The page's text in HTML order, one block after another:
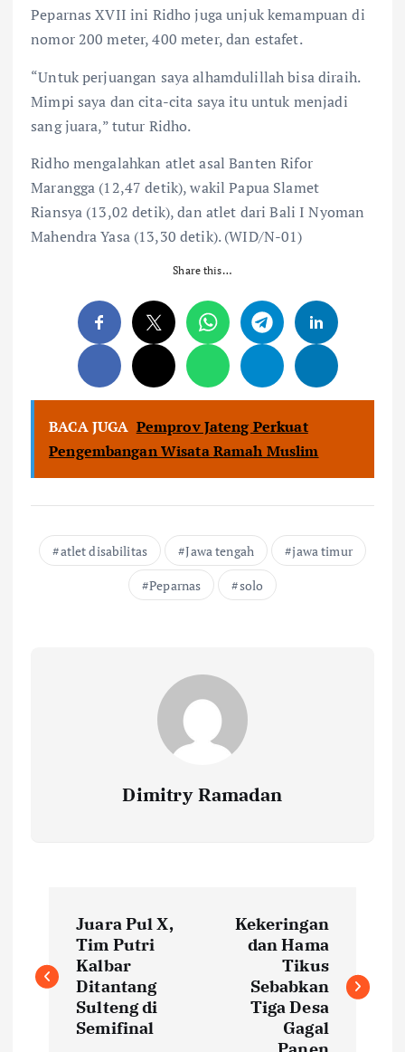
Peparnas XVII ini Ridho juga unjuk kemampuan di
nomor 200 meter, 400 meter, dan estafet.
“Untuk perjuangan saya alhamdulillah bisa diraih.
Mimpi saya dan cita-cita saya itu untuk menjadi
sang juara,” tutur Ridho.
Ridho mengalahkan atlet asal Banten Rifor
Marangga (12,47 detik), wakil Papua Slamet
Riansya (13,02 detik), dan atlet dari Bali I Nyoman
Mahendra Yasa (13,30 detik). (WID/N-01)
Share this…
BACA JUGA Pemprov Jateng Perkuat
Pengembangan Wisata Ramah Muslim
atlet disabilitas Jawa tengah
jawa timur
Peparnas
solo
Dimitry Ramadan
o
s
Juara Pul X,
Tim Putri
Kalbar
Ditantang
Sulteng di
Semifinal
Kekeringan
dan Hama
Tikus
Sebabkan
Tiga Desa
Gagal